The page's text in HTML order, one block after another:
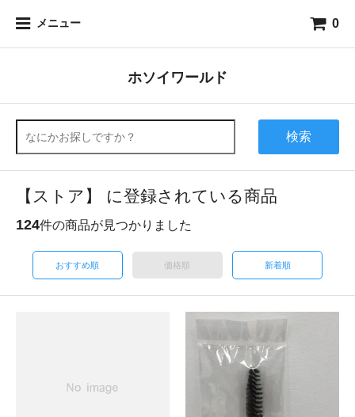
メニュー 0
ホソイワールド
検索
【ストア】 に登録されている商品
124件の商品が見つかりました
おすすめ順 価格順 新着順